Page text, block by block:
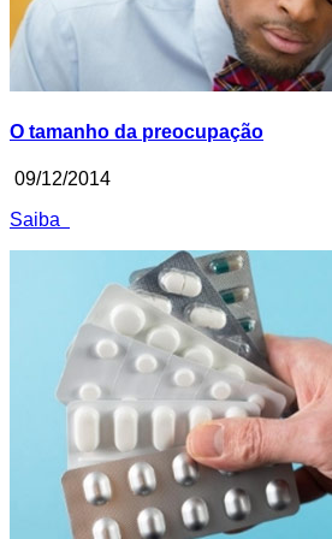
O tamanho da preocupação
09/12/2014
Saiba